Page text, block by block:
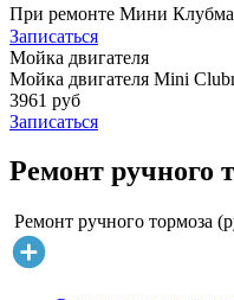
При ремонте Мини
Записаться
Мойка двигателя
Мойка двигателя Mini
3961 руб
Записаться
Ремонт ручного
Ремонт ручного тормоза